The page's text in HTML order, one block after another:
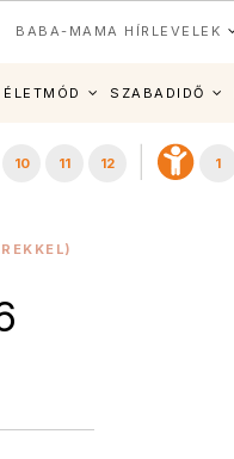
BABA-MAMA HÍRLEVELEK
ÉLETMÓD SZABADIDŐ
10 11 12 1